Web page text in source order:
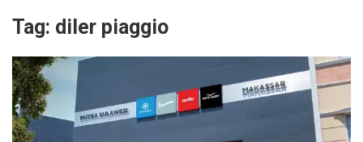
Tag: diler piaggio